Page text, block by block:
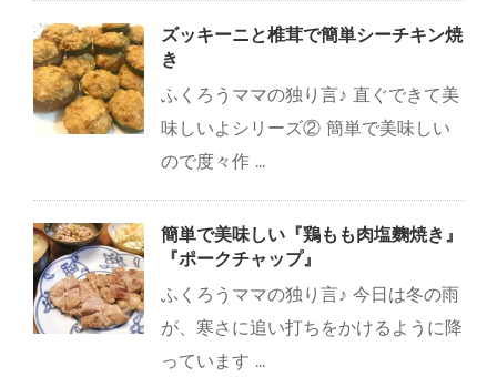
ズッキーニと椎茸で簡単シーチキン焼
き
ふくろうママの独り言♪ 直ぐできて美
味しいよシリーズ② 簡単で美味しい
ので度々作 ...
簡単で美味しい『鶏もも肉塩麴焼き』
『ポークチャップ』
ふくろうママの独り言♪ 今日は冬の雨
が、寒さに追い打ちをかけるように降
っています ...